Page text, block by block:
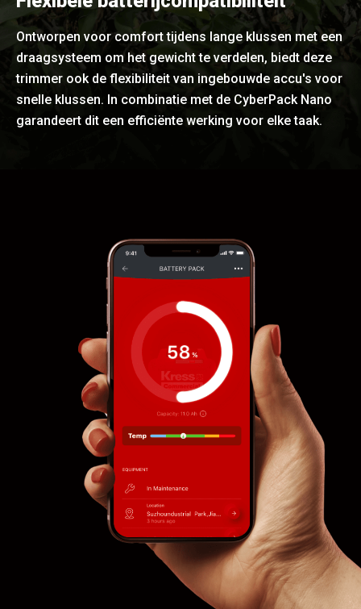
Ontworpen voor comfort tijdens lange klussen met een
draagsysteem om het gewicht te verdelen, biedt deze
trimmer ook de flexibiliteit van ingebouwde accu's voor
snelle klussen. In combinatie met de CyberPack Nano
garandeert dit een efficiënte werking voor elke taak.